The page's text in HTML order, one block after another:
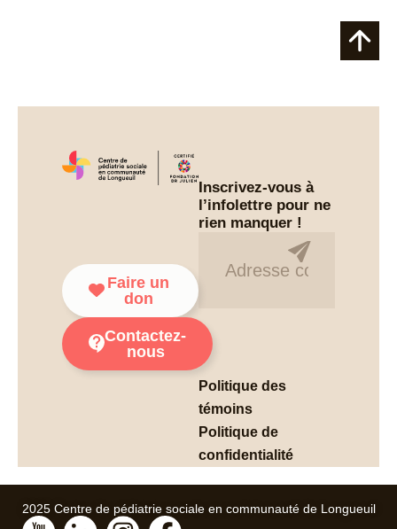
Faire un
don
Contactez-
nous
Politique des
témoins
Politique de
confidentialité
Inscrivez-vous à
l’infolettre pour ne
rien manquer !
2025 Centre de pédiatrie sociale en communauté de Longueuil